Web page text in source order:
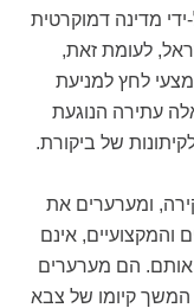
מדינה דמוקרטית
לעומת זאת,
לחץ למניעת
עתירה הנוגעת
של ביקורת.
ומערערים את
והמקצועיים, אינם
הם מערערים
קיומו של צבא